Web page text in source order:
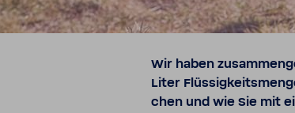
Wir haben
Liter
chen und wie Sie mit